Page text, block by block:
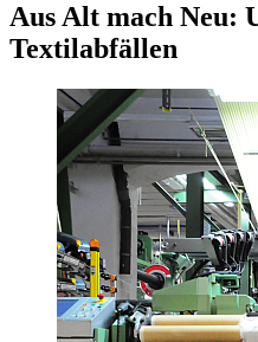
Aus Alt mach Neu:
Textilabfällen